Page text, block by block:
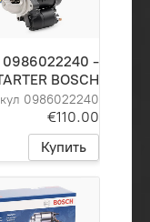
0986022240 -
BOSCH
0986022240
€110.00
Купить